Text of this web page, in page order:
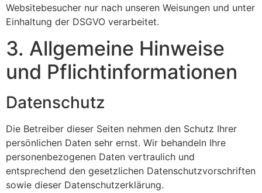
Websitebesucher nur nach unseren Weisungen und unter
Einhaltung der DSGVO verarbeitet.
3. Allgemeine Hinweise
und Pflicht­informationen
Datenschutz
Die Betreiber dieser Seiten nehmen den Schutz Ihrer
persönlichen Daten sehr ernst. Wir behandeln Ihre
personenbezogenen Daten vertraulich und
entsprechend den gesetzlichen Datenschutzvorschriften
sowie dieser Datenschutzerklärung.